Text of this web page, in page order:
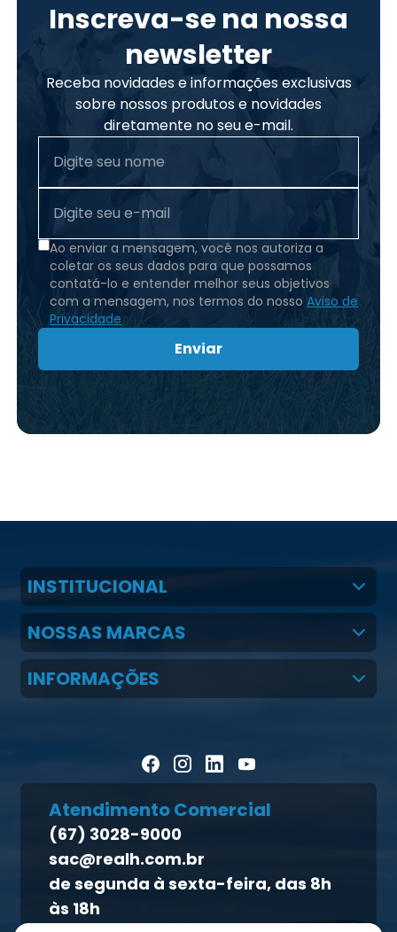
Inscreva-se na nossa
newsletter
Receba novidades e informações exclusivas
sobre nossos produtos e novidades
diretamente no seu e-mail.
Ao enviar a mensagem, você nos autoriza a
coletar os seus dados para que possamos
contatá-lo e entender melhor seus objetivos
com a mensagem, nos termos do nossoAviso de
Privacidade
Enviar
INSTITUCIONAL
Quem Somos
Claudio Martins Real
LGPD
Direito dos titulares
Política de qualidade
Atendimento ao titular
Canal de ética
NOSSAS MARCAS
Real H Nutrição Animal
CMR Saúde
INFORMAÇÕES
Blog Pecuária Forte
Homeopet
Atendimento Comercial
(67) 3028-9000
sac@realh.com.br
de segunda à sexta-feira, das 8h
às 18h